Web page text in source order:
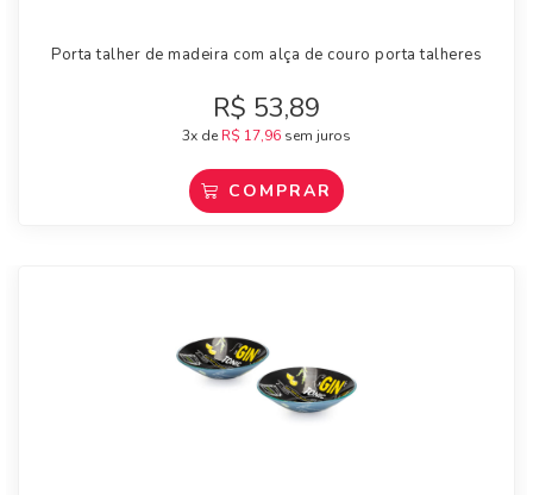
Porta talher de madeira com alça de couro porta talheres
R$ 53,89
3x de R$ 17,96 sem juros
COMPRAR